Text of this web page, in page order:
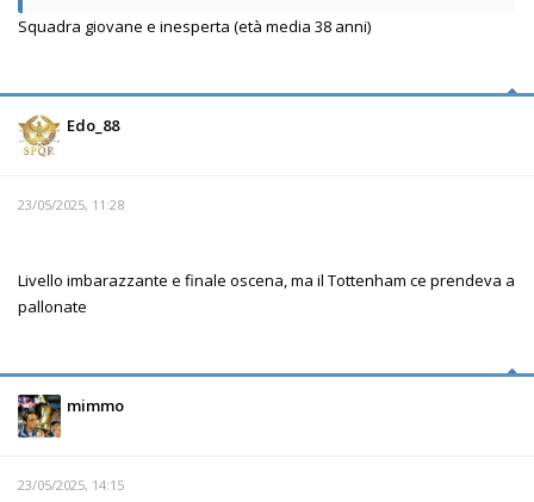
Squadra giovane e inesperta (età media 38 anni)
Edo_88
23/05/2025, 11:28
Livello imbarazzante e finale oscena, ma il Tottenham ce prendeva a
pallonate
mimmo
23/05/2025, 14:15